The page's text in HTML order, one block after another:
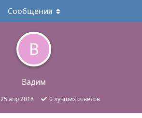
В
Вадим
25 апр 2018 0лучших ответов
Сообщения